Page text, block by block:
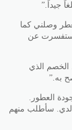
جيداً.”
وصلني كما
استفسرت عن
الذي
به.”
العطور.
لدي. سأطلب منهم